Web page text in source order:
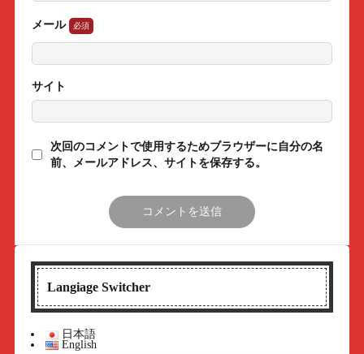
メール
サイト
次回のコメントで使用するためブラウザーに自分の名
前、メールアドレス、サイトを保存する。
Langiage Switcher
日本語
English